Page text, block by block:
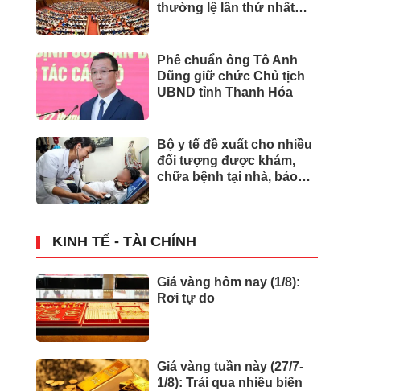
thường lệ lần thứ nhất
Phê chuẩn ông Tô Anh
Dũng giữ chức Chủ tịch
UBND tỉnh Thanh Hóa
Bộ y tế đề xuất cho nhiều
đối tượng được khám,
chữa bệnh tại nhà, bảo
KINH TẾ - TÀI CHÍNH
Giá vàng hôm nay (1/8):
Rơi tự do
Giá vàng tuần này (27/7-
1/8): Trải qua nhiều biến